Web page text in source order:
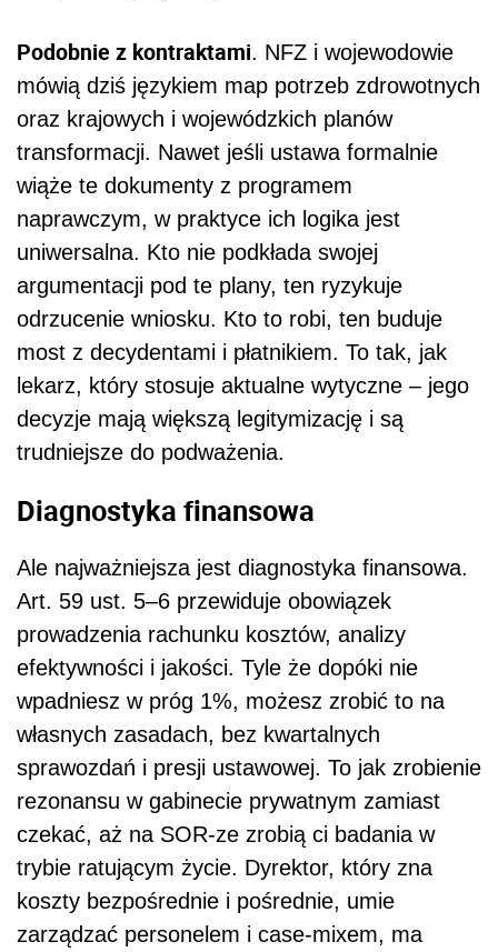
Podobnie z kontraktami. NFZ i wojewodowie
mówią dziś językiem map potrzeb zdrowotnych
oraz krajowych i wojewódzkich planów
transformacji. Nawet jeśli ustawa formalnie
wiąże te dokumenty z programem
naprawczym, w praktyce ich logika jest
uniwersalna. Kto nie podkłada swojej
argumentacji pod te plany, ten ryzykuje
odrzucenie wniosku. Kto to robi, ten buduje
most z decydentami i płatnikiem. To tak, jak
lekarz, który stosuje aktualne wytyczne – jego
decyzje mają większą legitymizację i są
trudniejsze do podważenia.
Diagnostyka finansowa
Ale najważniejsza jest diagnostyka finansowa.
Art. 59 ust. 5–6 przewiduje obowiązek
prowadzenia rachunku kosztów, analizy
efektywności i jakości. Tyle że dopóki nie
wpadniesz w próg 1%, możesz zrobić to na
własnych zasadach, bez kwartalnych
sprawozdań i presji ustawowej. To jak zrobienie
rezonansu w gabinecie prywatnym zamiast
czekać, aż na SOR-ze zrobią ci badania w
trybie ratującym życie. Dyrektor, który zna
koszty bezpośrednie i pośrednie, umie
zarządzać personelem i case-mixem, ma